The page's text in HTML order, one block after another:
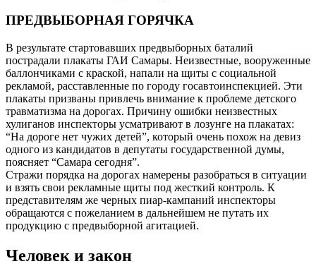
ПРЕДВЫБОРНАЯ ГОРЯЧКА
В результате стартовавших предвыборных баталий
пострадали плакаты ГАИ Самары. Неизвестные, вооруженные
баллончиками с краской, напали на щиты с социальной
рекламой, расставленные по городу госавтоинспекцией. Эти
плакаты призваны привлечь внимание к проблеме детского
травматизма на дорогах. Причину ошибки неизвестных
хулиганов инспекторы усматривают в лозунге на плакатах:
“На дороге нет чужих детей”, который очень похож на девиз
одного из кандидатов в депутаты государственной думы,
поясняет “Самара сегодня”.
Стражи порядка на дорогах намерены разобраться в ситуации
и взять свои рекламные щиты под жесткий контроль. К
представителям же черных пиар-кампаний инспекторы
обращаются с пожеланием в дальнейшем не путать их
продукцию с предвыборной агитацией.
Человек и закон